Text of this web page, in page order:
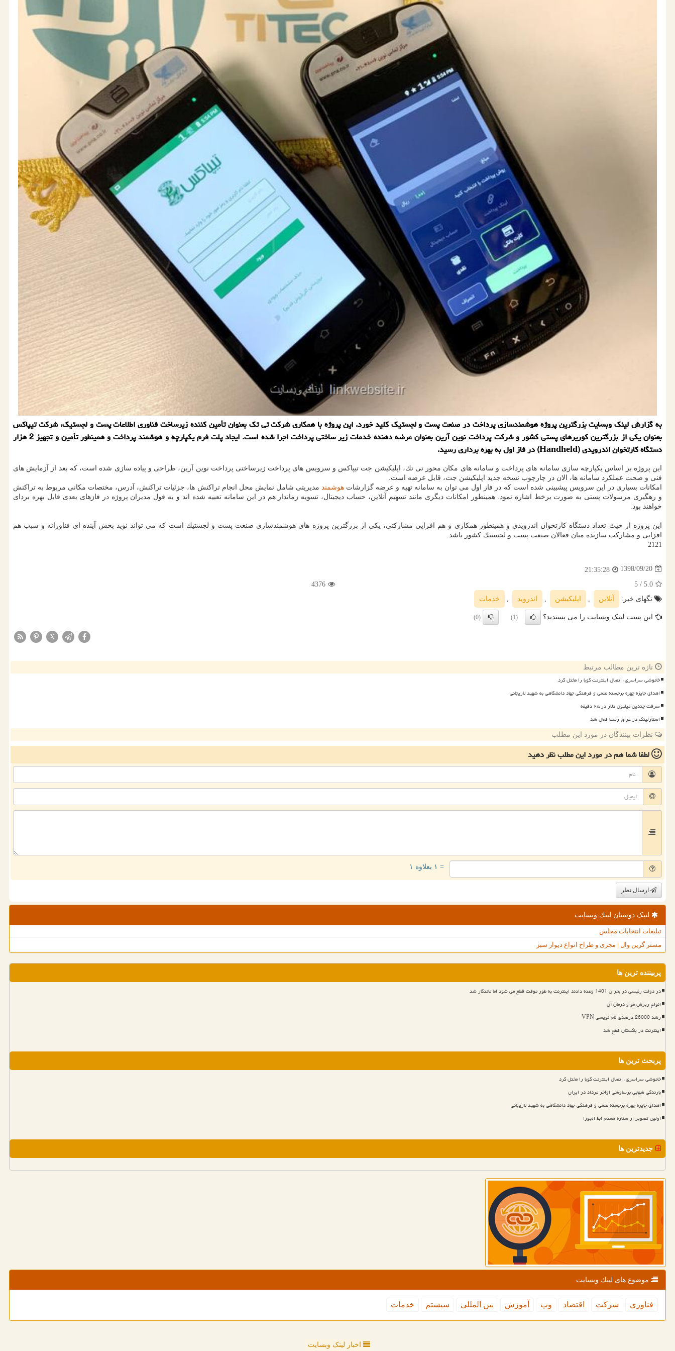
به گزارش لینك وبسایت بزرگترین پروژه هوشمندسازی پرداخت در صنعت پست و لجستیك كلید خورد. این پروژه با همكاری شركت تی تك بعنوان تأمین كننده زیرساخت فناوری اطلاعات پست و لجستیك، شركت تیپاكس
بعنوان یكی از بزرگترین كوریرهای پستی كشور و شركت پرداخت نوین آرین بعنوان عرضه دهنده خدمات زیر ساختی پرداخت اجرا شده است. ایجاد پلت فرم یكپارچه و هوشمند پرداخت و همینطور تأمین و تجهیز 2 هزار
دستگاه كارتخوان اندرویدی (Handheld) در فاز اول به بهره برداری رسید.
این پروژه بر اساس یكپارچه سازی سامانه های پرداخت و سامانه های مكان محور تی تك، اپلیكیشن جت تیپاكس و سرویس های پرداخت زیرساختی پرداخت نوین آرین، طراحی و پیاده سازی شده است، كه بعد از آزمایش های
فنی و صحت عملكرد سامانه ها، الان در چارچوب نسخه جدید اپلیكیشن جت، قابل عرضه است.
امكانات بسیاری در این سرویس پیشبینی شده است كه در فاز اول می توان به سامانه تهیه و عرضه گزارشاتهوشمند مدیریتی شامل نمایش محل انجام تراكنش ها، جزئیات تراكنش، آدرس، مختصات مكانی مربوط به تراكنش
و رهگیری مرسولات پستی به صورت برخط اشاره نمود. همینطور امكانات دیگری مانند تسهیم آنلاین، حساب دیجیتال، تسویه زماندار هم در این سامانه تعبیه شده اند و به قول مدیران پروژه در فازهای بعدی قابل بهره بردای
خواهند بود.
این پروژه از حیث تعداد دستگاه كارتخوان اندرویدی و همینطور همكاری و هم افزایی مشاركتی، یكی از بزرگترین پروژه های هوشمندسازی صنعت پست و لجستیك است كه می تواند نوید بخش آینده ای فناورانه و سبب هم
افزایی و مشاركت سازنده میان فعالان صنعت پست و لجستیك كشور باشد.
2121
1398/09/20
21:35:28
5.0
/ 5
4376
تگهای خبر:
آنلاین اپلیكیشن اندروید خدمات
این پست لینک وبسایت را می پسندید؟ (1)
(0)
X
تازه ترین مطالب مرتبط
خاموشی سراسری، اتصال اینترنت کوبا را مختل کرد
اهدای جایزه چهره برجسته علمی و فرهنگی جهاد دانشگاهی به شهید لاریجانی
سرقت چندین میلیون دلار در ۲۵ دقیقه
استارلینک در عراق رسما فعال شد
نظرات بینندگان در مورد این مطلب
لطفا شما همدر مورد این مطلبنظر دهید
= ۱ بعلاوه ۱
ارسال نظر
لینک دوستان لینك وبسایت
تبلیغات انتخابات مجلس
مستر گرین وال | مجری و طراح انواع دیوار سبز
پربیننده ترین ها
در دولت رئیسی در بحران 1401 وعده دادند اینترنت به طور موقت قطع می شود اما ماندگار شد
انواع ریزش مو و درمان آن
رشد 26000 درصدی نام نویسی VPN
اینترنت در پاکستان قطع شد
پربحث ترین ها
خاموشی سراسری، اتصال اینترنت کوبا را مختل کرد
بارندگی شهابی برساوشی اواخر مرداد در ایران
اهدای جایزه چهره برجسته علمی و فرهنگی جهاد دانشگاهی به شهید لاریجانی
اولین تصویر از ستاره همدم ابط الجوزا
جدیدترین ها
موضوع های لینك وبسایت
فناوری شركت اقتصاد وب آموزش بین المللی سیستم خدمات
اخبار لینک وبسایت